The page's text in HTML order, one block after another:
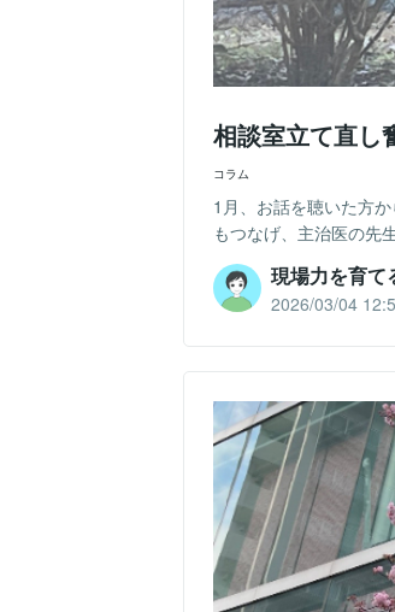
相談室立て直し
コラム
1月、お話を聴いた方
もつなげ、主治医の先
現場力を育
2026/03/04